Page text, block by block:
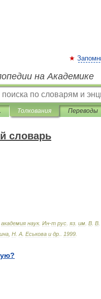
на Академике
Толкования Переводы
словарь
академия наук. Ин-т рус яз им В В
Н А Еськова и др 1999